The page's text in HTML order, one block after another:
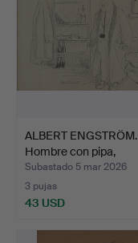
ALBERT ENGSTRÖM.
Hombre con pipa,
posiblem…
Subastado 5 mar 2026
3 pujas
43 USD